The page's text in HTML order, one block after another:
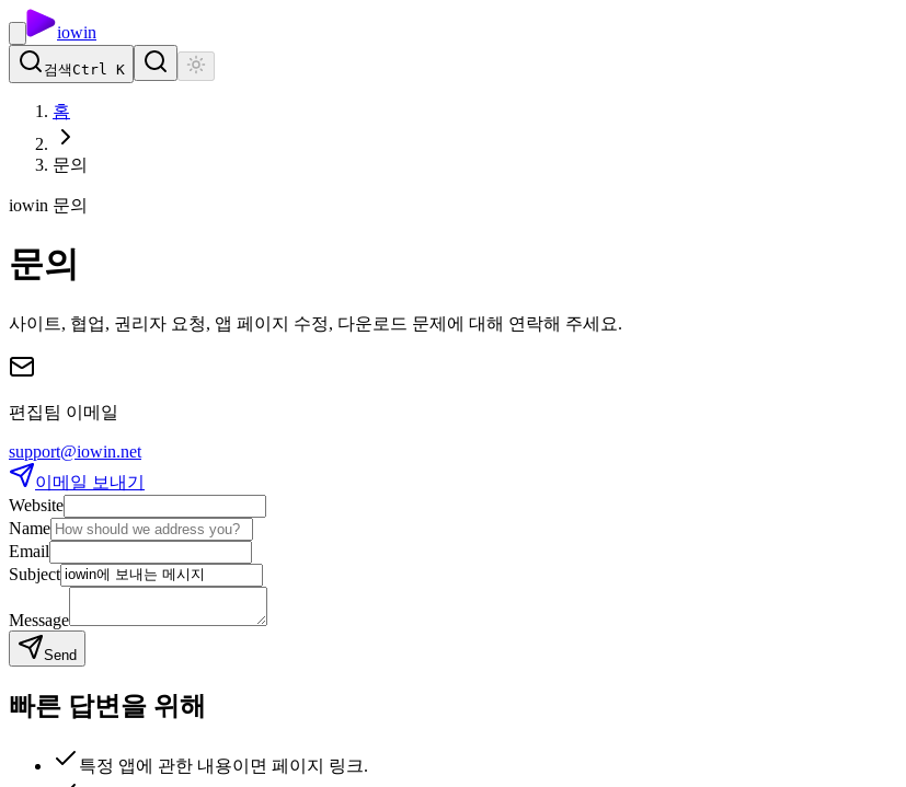
iowin
검색Ctrl K
홈
문의
iowin 문의
문의
사이트, 협업, 권리자 요청, 앱 페이지 수정, 다운로드 문제에 대해 연락해 주세요.
편집팀 이메일
support@iowin.net
이메일 보내기
Website
Name
Email
Subject
Message
Send
빠른 답변을 위해
특정 앱에 관한 내용이면 페이지 링크.